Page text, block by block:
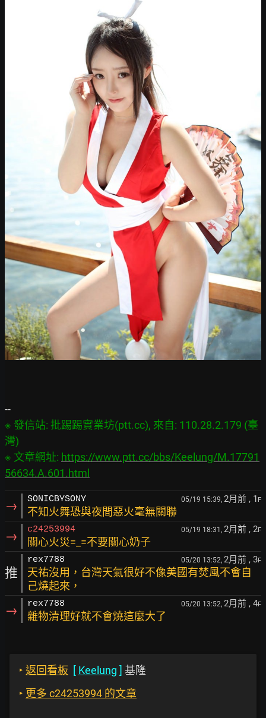
※ 發信站: 批踢踢實業坊(ptt.cc), 來自: 110.28.2.179 (臺
灣)
※ 文章網址: https://www.ptt.cc/bbs/Keelung/M.17791
56634.A.601.html
→ SONICBYSONY 05/19 15:39, 2月前 , 1 F
不知火舞恐與夜間惡火毫無關聯
→ c24253994 05/19 18:31, 2月前 , 2F
關心火災=_=不要關心奶子
推
rex7788 05/20 13:52, 2月前 , 3F
天祐沒用，台灣天氣很好不像美國有焚風不會自
己燒起來，
→ rex7788 05/20 13:52, 2月前 , 4F
雜物清理好就不會燒這麼大了
‣ 返回看板 [ Keelung ] 基隆
‣ 更多 c24253994 的文章